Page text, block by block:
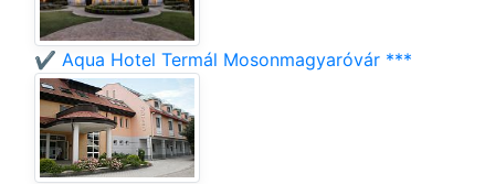
✔️ Aqua Hotel Termál Mosonmagyaróvár ***